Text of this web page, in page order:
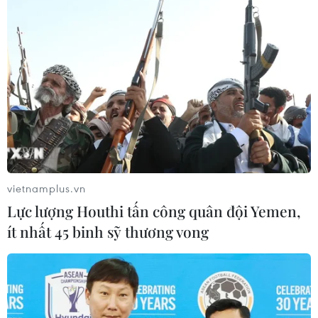
Liên hợp quốc: Xung đột Ukraine trải
qua tháng đẫm máu nhất
05/08/2026 23:47
Đức điều tra vụ UAV gắn thuốc nổ
xuất hiện tại sân bay
05/08/2026 23:43
Bất ổn địa chính trị kìm hãm tăng
trưởng Eurozone
vietnamplus.vn
Lực lượng Houthi tấn công quân đội Yemen,
ít nhất 45 binh sỹ thương vong